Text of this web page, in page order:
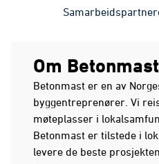
Om Betonmast
Betonmast er en av
byggentreprenører. Vi
møteplasser i
Betonmast er tilstede i
levere de beste